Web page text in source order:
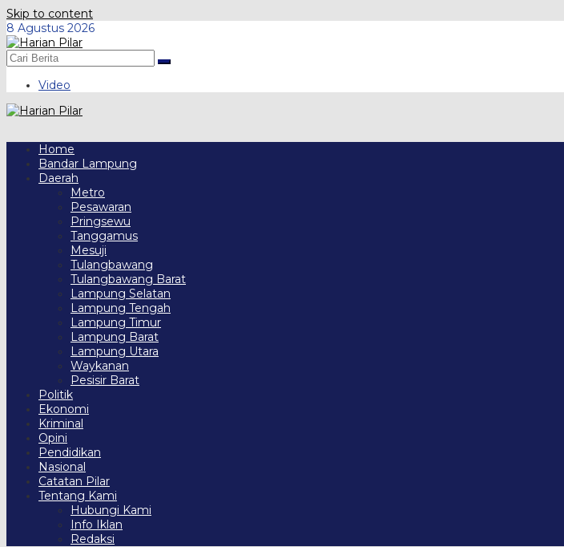
Skip to content
8 Agustus 2026
Video
Home
Bandar Lampung
Daerah
Metro
Pesawaran
Pringsewu
Tanggamus
Mesuji
Tulangbawang
Tulangbawang Barat
Lampung Selatan
Lampung Tengah
Lampung Timur
Lampung Barat
Lampung Utara
Waykanan
Pesisir Barat
Politik
Ekonomi
Kriminal
Opini
Pendidikan
Nasional
Catatan Pilar
Tentang Kami
Hubungi Kami
Info Iklan
Redaksi